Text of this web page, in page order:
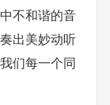
不和谐的音
出美妙动听
们每一个同